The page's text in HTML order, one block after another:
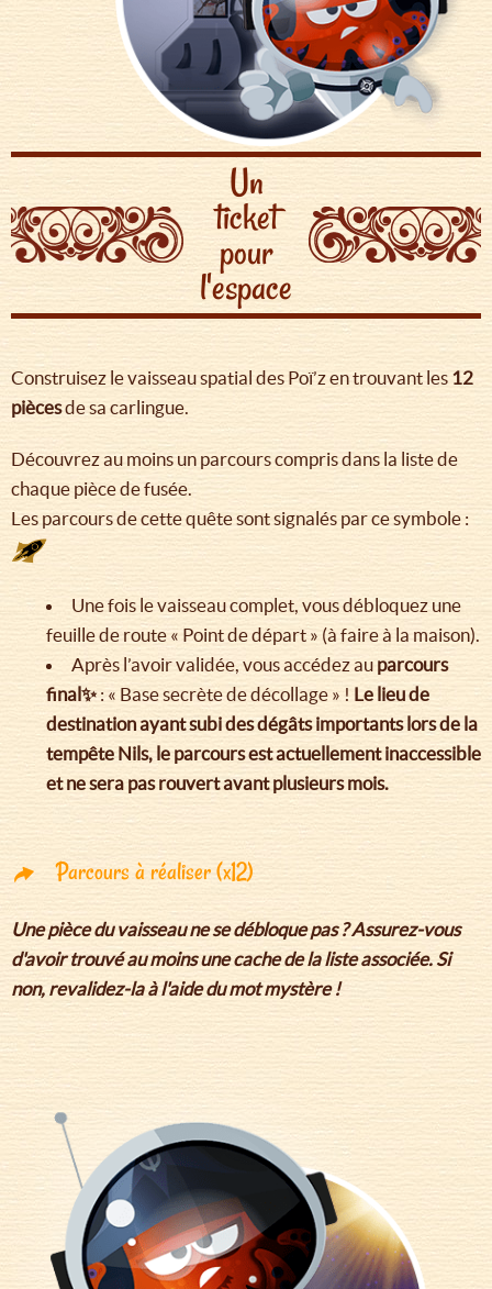
Un
ticket
pour
l'espace
Construisez le vaisseau spatial des Poï’z en trouvant les 12
piècesde sa carlingue.
Découvrez au moins un parcours compris dans la liste de
chaque pièce de fusée.
Les parcours de cette quête sont signalés par ce symbole :
Une fois le vaisseau complet, vous débloquez une
feuille de route « Point de départ » (à faire à la maison).
Après l’avoir validée, vous accédez au parcours
final✨: « Base secrète de décollage » ! Le lieu de
destination ayant subi des dégâts importants lors de la
tempête Nils, le parcours est actuellement inaccessible
et ne sera pas rouvert avant plusieurs mois.
Parcours à réaliser (x12)
Une pièce du vaisseau ne se débloque pas ? Assurez-vous
d'avoir trouvé au moins une cache de la liste associée. Si
non, revalidez-la à l'aide du mot mystère !